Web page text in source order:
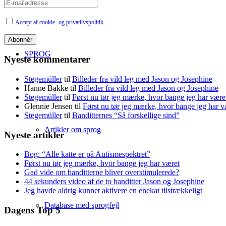
SPROG
Artikler om sprog
Database med sprogfejl
Accept af cookie- og privatlivspolitik.
Nyeste kommentarer
Stegemüllertil Billeder fra vild leg med Jason og Josephine
Hanne Bakke til Billeder fra vild leg med Jason og Josephine
Stegemüllertil Først nu tør jeg mærke, hvor bange jeg har
Glennie Jensen til Først nu tør jeg mærke, hvor bange jeg har
Stegemüllertil Banditternes “Så forskellige sind”
Nyeste artikler
Bog: “Alle katte er på Autismespektret”
Først nu tør jeg mærke, hvor bange jeg har været
Gad vide om banditterne bliver overstimulerede?
44 sekunders video af de to banditter Jason og Josephine
Jeg havde aldrig kunnet aktivere en enekat tilstrækkeligt
Dagens Top 5